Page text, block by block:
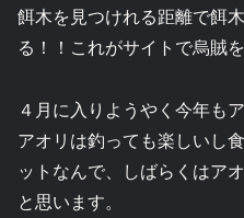
餌木を見つけれる距離で餌
る！！これがサイトで烏賊
４月に入りようやく今年も
アオリは釣っても楽しいし
ットなんで、しばらくはア
と思います。